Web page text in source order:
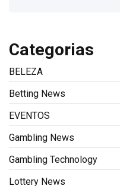
Categorias
BELEZA
Betting News
EVENTOS
Gambling News
Gambling Technology
Lottery News